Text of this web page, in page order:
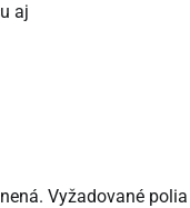
aj
Vyžadované